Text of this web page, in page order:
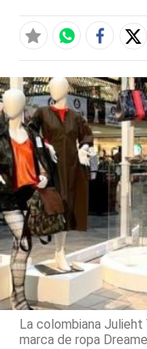
La colombiana
marca de ropa